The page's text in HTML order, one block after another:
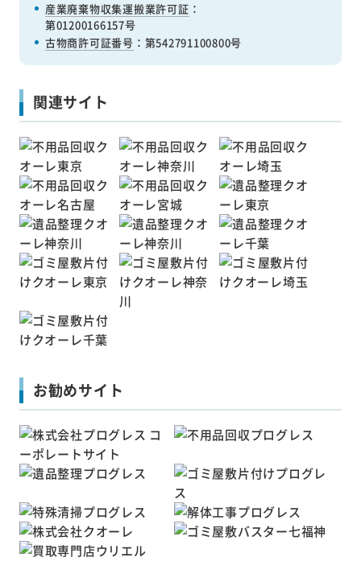
産業廃棄物収集運搬業許可証 ：
第01200166157号
古物商許可証番号 ：第542791100800号
関連サイト
お勧めサイト